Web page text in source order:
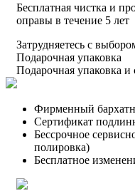
Бесплатная чистка и
оправы в течение 5 лет
Затрудняетесь с
Подарочная упаковка
Подарочная упаковка и
Фирменный
Сертификат
Бессрочное
полировка)
Бесплатное